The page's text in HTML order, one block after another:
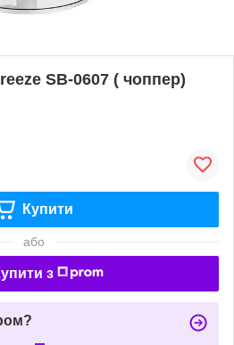
SB-0607 ( чоппер)
Купити
або
з